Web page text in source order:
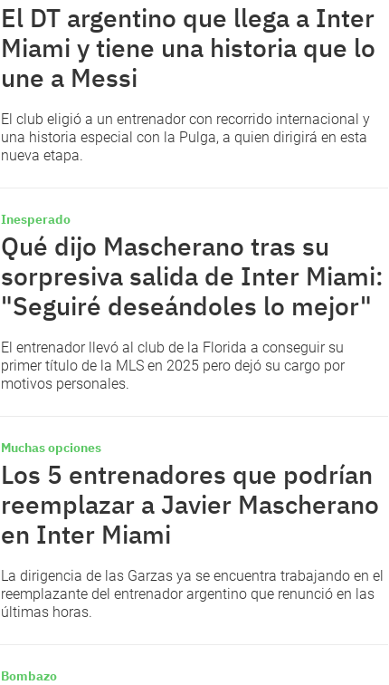
El DT argentino que llega a Inter
Miami y tiene una historia que lo
une a Messi
El club eligió a un entrenador con recorrido internacional y
una historia especial con la Pulga, a quien dirigirá en esta
nueva etapa.
Inesperado
Qué dijo Mascherano tras su
sorpresiva salida de Inter Miami:
"Seguiré deseándoles lo mejor"
El entrenador llevó al club de la Florida a conseguir su
primer título de la MLS en 2025 pero dejó su cargo por
motivos personales.
Muchas opciones
Los 5 entrenadores que podrían
reemplazar a Javier Mascherano
en Inter Miami
La dirigencia de las Garzas ya se encuentra trabajando en el
reemplazante del entrenador argentino que renunció en las
últimas horas.
Bombazo